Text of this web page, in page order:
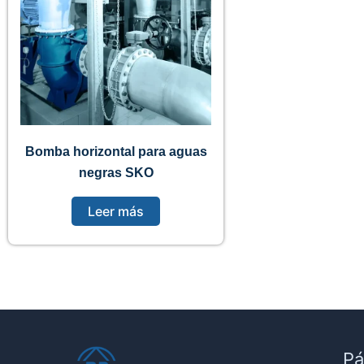
Bomba horizontal para aguas
negras SKO
Leer más